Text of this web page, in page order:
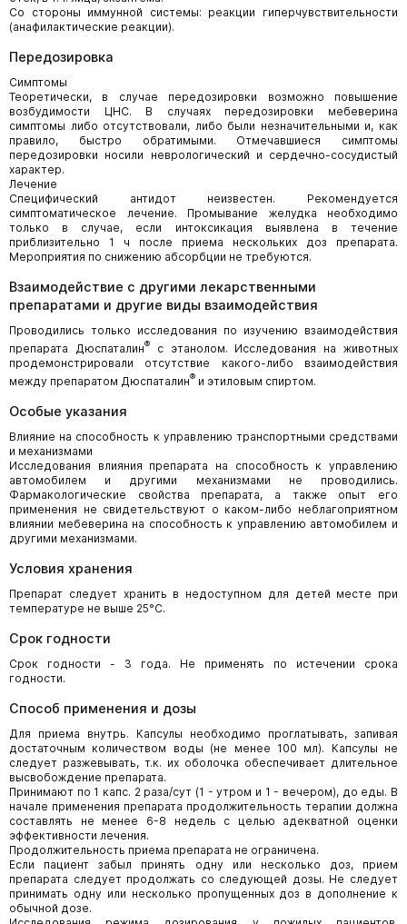
Со стороны иммунной системы: реакции гиперчувствительности
(анафилактические реакции).
Передозировка
Симптомы
Теоретически, в случае передозировки возможно повышение
возбудимости ЦНС. В случаях передозировки мебеверина
симптомы либо отсутствовали, либо были незначительными и, как
правило, быстро обратимыми. Отмечавшиеся симптомы
передозировки носили неврологический и сердечно-сосудистый
характер.
Лечение
Специфический антидот неизвестен. Рекомендуется
симптоматическое лечение. Промывание желудка необходимо
только в случае, если интоксикация выявлена в течение
приблизительно 1 ч после приема нескольких доз препарата.
Мероприятия по снижению абсорбции не требуются.
Взаимодействие с другими лекарственными
препаратами и другие виды взаимодействия
Проводились только исследования по изучению взаимодействия
препарата Дюспаталин®с этанолом. Исследования на животных
продемонстрировали отсутствие какого-либо взаимодействия
между препаратом Дюспаталин® и этиловым спиртом.
Особые указания
Влияние на способность к управлению транспортными средствами
и механизмами
Исследования влияния препарата на способность к управлению
автомобилем и другими механизмами не проводились.
Фармакологические свойства препарата, а также опыт его
применения не свидетельствуют о каком-либо неблагоприятном
влиянии мебеверина на способность к управлению автомобилем и
другими механизмами.
Условия хранения
Препарат следует хранить в недоступном для детей месте при
температуре не выше 25°C.
Срок годности
Срок годности - 3 года. Не применять по истечении срока
годности.
Способ применения и дозы
Для приема внутрь. Капсулы необходимо проглатывать, запивая
достаточным количеством воды (не менее 100 мл). Капсулы не
следует разжевывать, т.к. их оболочка обеспечивает длительное
высвобождение препарата.
Принимают по 1 капс. 2 раза/сут (1 - утром и 1 - вечером), до еды. В
начале применения препарата продолжительность терапии должна
составлять не менее 6-8 недель с целью адекватной оценки
эффективности лечения.
Продолжительность приема препарата не ограничена.
Если пациент забыл принять одну или несколько доз, прием
препарата следует продолжать со следующей дозы. Не следует
принимать одну или несколько пропущенных доз в дополнение к
обычной дозе.